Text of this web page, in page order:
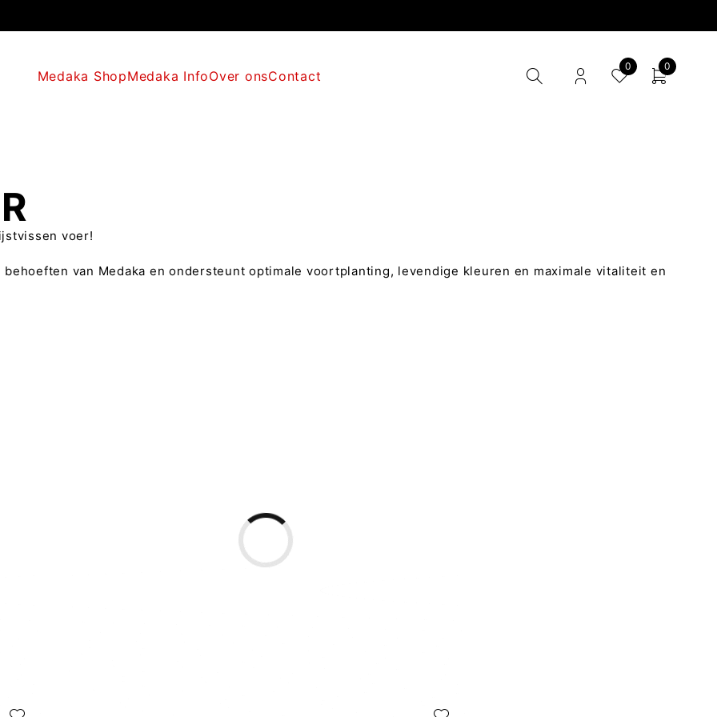
Medaka ShopMedaka InfoOver onsContact
0 0
voer!
van Medaka en ondersteunt optimale voortplanting, levendige kleuren en maximale vitaliteit en